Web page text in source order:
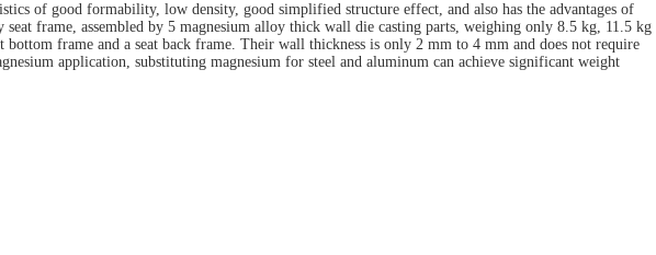
of good formability, low density, good simplified structure effect, and also has the advantages of
frame, assembled by 5 magnesium alloy thick wall die casting parts, weighing only 8.5 kg, 11.5 kg
frame and a seat back frame. Their wall thickness is only 2 mm to 4 mm and does not require
application, substituting magnesium for steel and aluminum can achieve significant weight